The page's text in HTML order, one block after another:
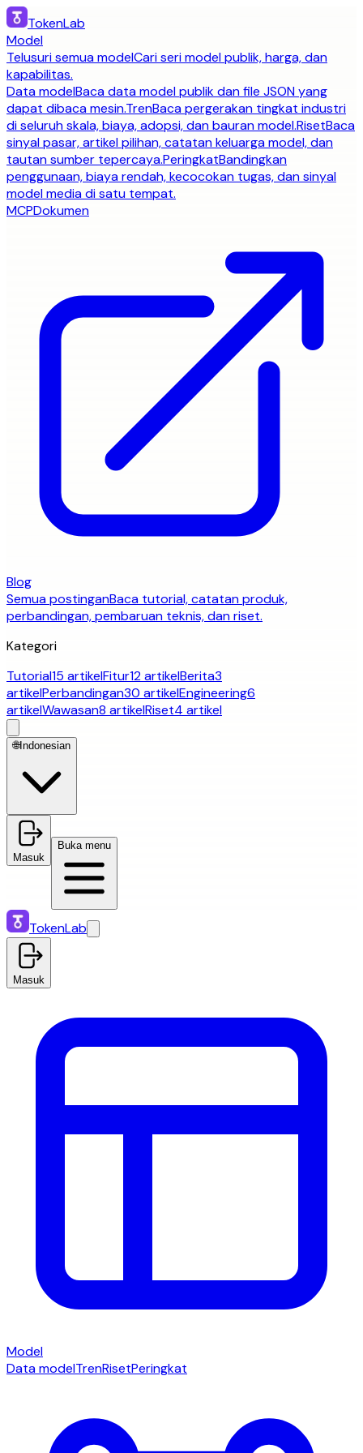
TokenLab
Model
Telusuri semua modelCari seri model publik, harga, dan
kapabilitas.
Data modelBaca data model publik dan file JSON yang
dapat dibaca mesin.TrenBaca pergerakan tingkat industri
di seluruh skala, biaya, adopsi, dan bauran model.RisetBaca
sinyal pasar, artikel pilihan, catatan keluarga model, dan
tautan sumber tepercaya.PeringkatBandingkan
penggunaan, biaya rendah, kecocokan tugas, dan sinyal
model media di satu tempat.
MCPDokumen
Blog
Semua postinganBaca tutorial, catatan produk,
perbandingan, pembaruan teknis, dan riset.
Kategori
Tutorial15 artikelFitur12 artikelBerita3
artikelPerbandingan30 artikelEngineering6
artikelWawasan8 artikelRiset4 artikel
🌐Indonesian
Masuk
Buka menu
TokenLab
Masuk
Model
Data modelTrenRisetPeringkat